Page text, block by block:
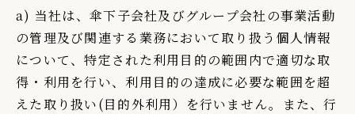
a) 当社は、傘下子会社及びグループ会社の事業活動
の管理及び関連する業務において取り扱う個人情報
について、特定された利用目的の範囲内で適切な取
得・利用を行い、利用目的の達成に必要な範囲を超
えた取り扱い(目的外利用）を行いません。また、行